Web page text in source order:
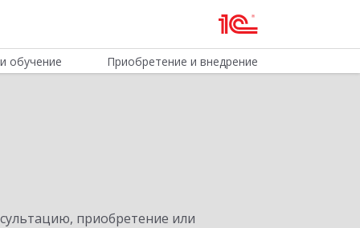
обучение Приобретение и внедрение
приобретение или